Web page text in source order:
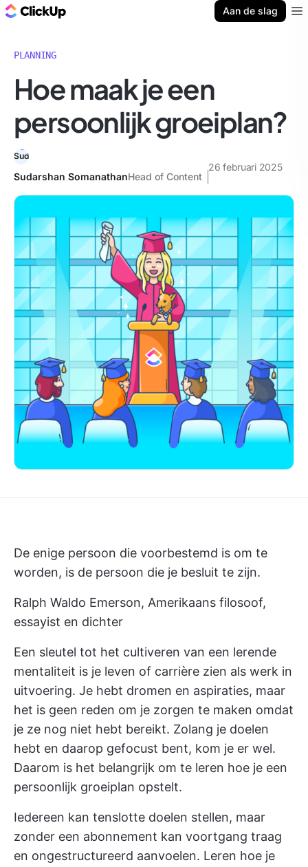
Aan de slag
PLANNING
Hoe maak je een
persoonlijk groeiplan?
Sudarshan SomanathanHead of Content
26 februari 2025
De enige persoon die voorbestemd is om te
worden, is de persoon die je besluit te zijn.
Ralph Waldo Emerson, Amerikaans filosoof,
essayist en dichter
Een sleutel tot het cultiveren van een lerende
mentaliteit is je leven of carrière zien als werk in
uitvoering. Je hebt dromen en aspiraties, maar
het is geen reden om je zorgen te maken omdat
je ze nog niet hebt bereikt. Zolang je doelen
hebt en daarop gefocust bent, kom je er wel.
Daarom is het belangrijk om te leren hoe je een
persoonlijk groeiplan opstelt.
Iedereen kan tenslotte doelen stellen, maar
zonder een abonnement kan voortgang traag
en ongestructureerd aanvoelen. Leren hoe je